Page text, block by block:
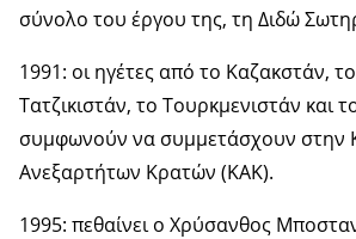
σύνολο του έργου της, τη Διδώ
1991: οι ηγέτες από το Καζακστάν,
Τατζικιστάν, το Τουρκμενιστάν και
συμφωνούν να συμμετάσχουν στην
Ανεξαρτήτων Κρατών (ΚΑΚ).
1995: πεθαίνει ο Χρύσανθος